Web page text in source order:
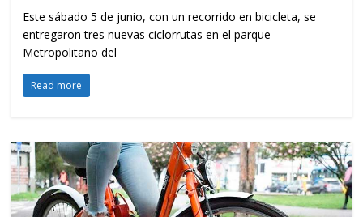
Este sábado 5 de junio, con un recorrido en bicicleta, se
entregaron tres nuevas ciclorrutas en el parque
Metropolitano del
Read more